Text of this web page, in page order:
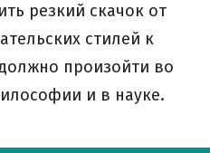
резкий скачок от
стилей к
произойти во
и в науке.